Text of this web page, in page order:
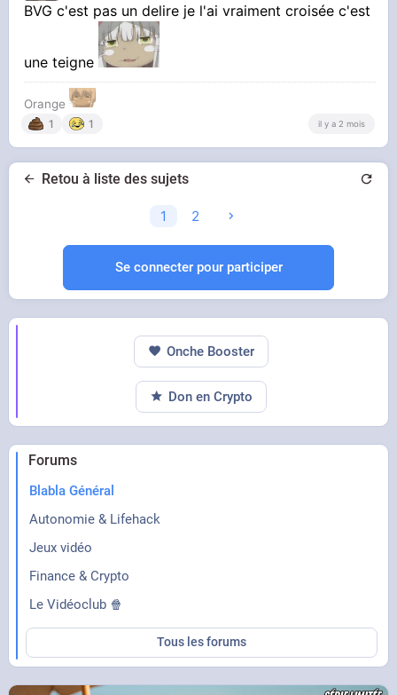
BVG c'est pas un delire je l'ai vraiment croisée c'est
une teigne
Orange
1 1 il y a 2 mois
Retou à liste des sujets
1 2
Se connecter pour participer
Forums
Blabla Général
Autonomie & Lifehack
Jeux vidéo
Finance & Crypto
Le Vidéoclub 🍿
Tous les forums
Onche Booster
Don en Crypto